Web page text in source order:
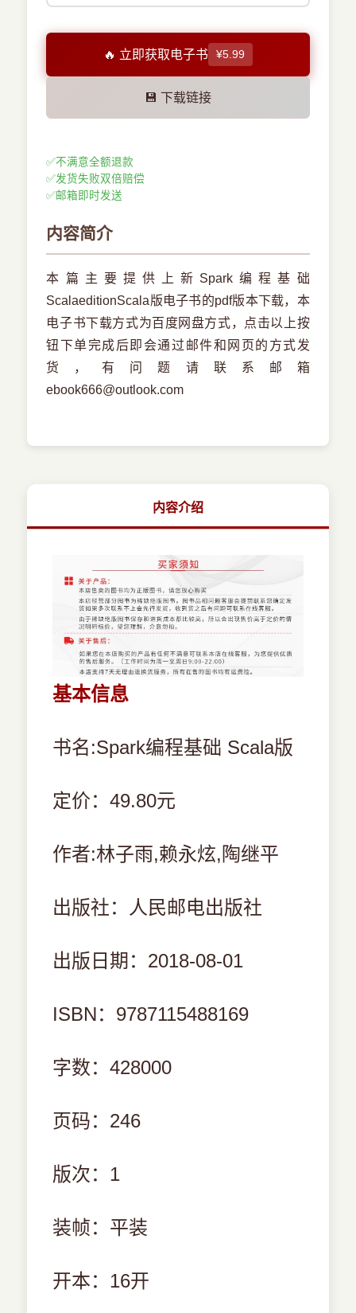
🔥 立即获取电子书 ¥5.99
💾 下载链接
✅不满意全额退款
✅发货失败双倍赔偿
✅邮箱即时发送
内容简介
本篇主要提供上新Spark编程基础
ScalaeditionScala版电子书的pdf版本下载，本
电子书下载方式为百度网盘方式，点击以上按
钮下单完成后即会通过邮件和网页的方式发
货，有问题请联系邮箱
ebook666@outlook.com
内容介绍
基本信息
书名:Spark编程基础 Scala版
定价：49.80元
作者:林子雨,赖永炫,陶继平
出版社：人民邮电出版社
出版日期：2018-08-01
ISBN：9787115488169
字数：428000
页码：246
版次：1
装帧：平装
开本：16开